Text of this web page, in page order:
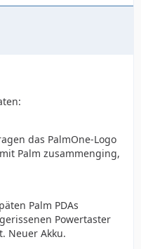
das PalmOne-Logo
Palm zusammenging,
Palm PDAs
Powertaster
Neuer Akku.